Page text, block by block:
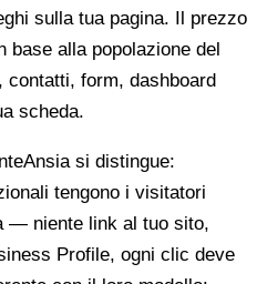
sulla tua pagina. Il prezzo
base alla popolazione del
form, dashboard
scheda.
si distingue:
tengono i visitatori
— niente link al tuo sito,
Profile, ogni clic deve